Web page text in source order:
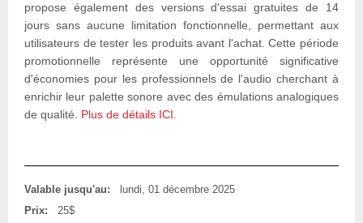
propose également des versions d'essai gratuites de 14
jours sans aucune limitation fonctionnelle, permettant aux
utilisateurs de tester les produits avant l'achat. Cette période
promotionnelle représente une opportunité significative
d'économies pour les professionnels de l'audio cherchant à
enrichir leur palette sonore avec des émulations analogiques
de qualité. Plus de détails ICI.
Valable jusqu'au:
lundi, 01 décembre 2025
Prix:
25$